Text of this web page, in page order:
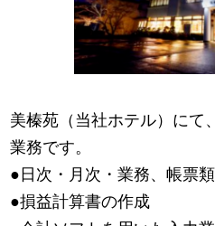
美榛苑（当社ホテル）にて
業務です。
●日次・月次・業務、帳票
●損益計算書の作成